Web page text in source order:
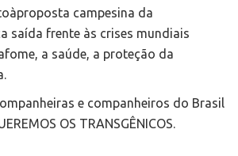
campesina da
saída frente às crises mundiais
a saúde, a proteção da
e companheiros do Brasil
OS TRANSGÊNICOS.